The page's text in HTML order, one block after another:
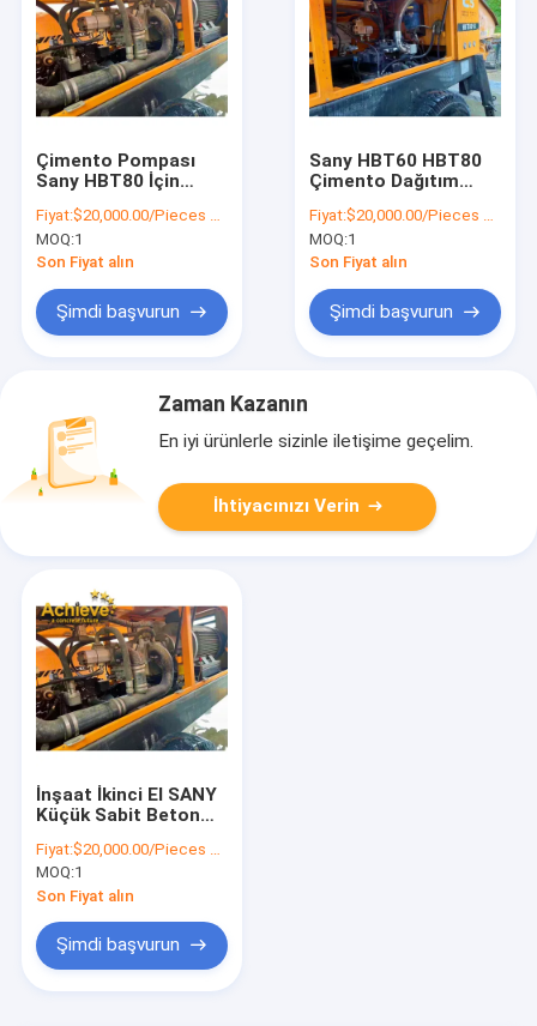
Çimento Pompası
Sany HBT80 İçin
Kullandı
Fiyat:$20,000.00/Pieces >=1 Pieces
MOQ:1
Son Fiyat alın
Şimdi başvurun
Sany HBT60 HBT80
Çimento Dağıtım
Pompası Kamyonu
Fiyat:$20,000.00/Pieces >=1 Pieces
MOQ:1
Son Fiyat alın
Şimdi başvurun
Zaman Kazanın
En iyi ürünlerle sizinle iletişime geçelim.
İhtiyacınızı Verin
İnşaat İkinci El SANY
Küçük Sabit Beton
HBT80
Fiyat:$20,000.00/Pieces >=1 Pieces
MOQ:1
Son Fiyat alın
Şimdi başvurun